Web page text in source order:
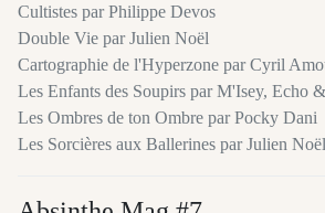
Cultistes par Philippe Devos
Double Vie par Julien Noël
Cartographie de l'Hyperzone par Cyril
Les Enfants des Soupirs par M'Isey, Echo
Les Ombres de ton Ombre par Pocky Dani
Les Sorcières aux Ballerines par Julien Noël